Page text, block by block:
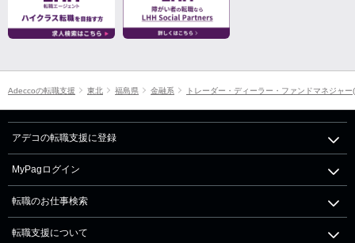
Adeccoの転職支援 東北 福島県 金融系 トレーダー・ディーラー・ファンドマネジャー
アデコの転職支援に登録
MyPagログイン
転職のお仕事検索
転職支援について